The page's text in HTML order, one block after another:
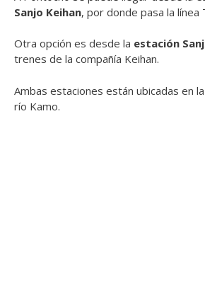
Sanjo Keihan, por donde pasa la línea
Otra opción es desde la estación
trenes de la compañía Keihan.
Ambas estaciones están ubicadas en
río Kamo.